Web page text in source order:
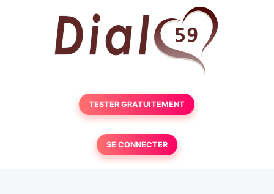
TESTER GRATUITEMENT
SE CONNECTER